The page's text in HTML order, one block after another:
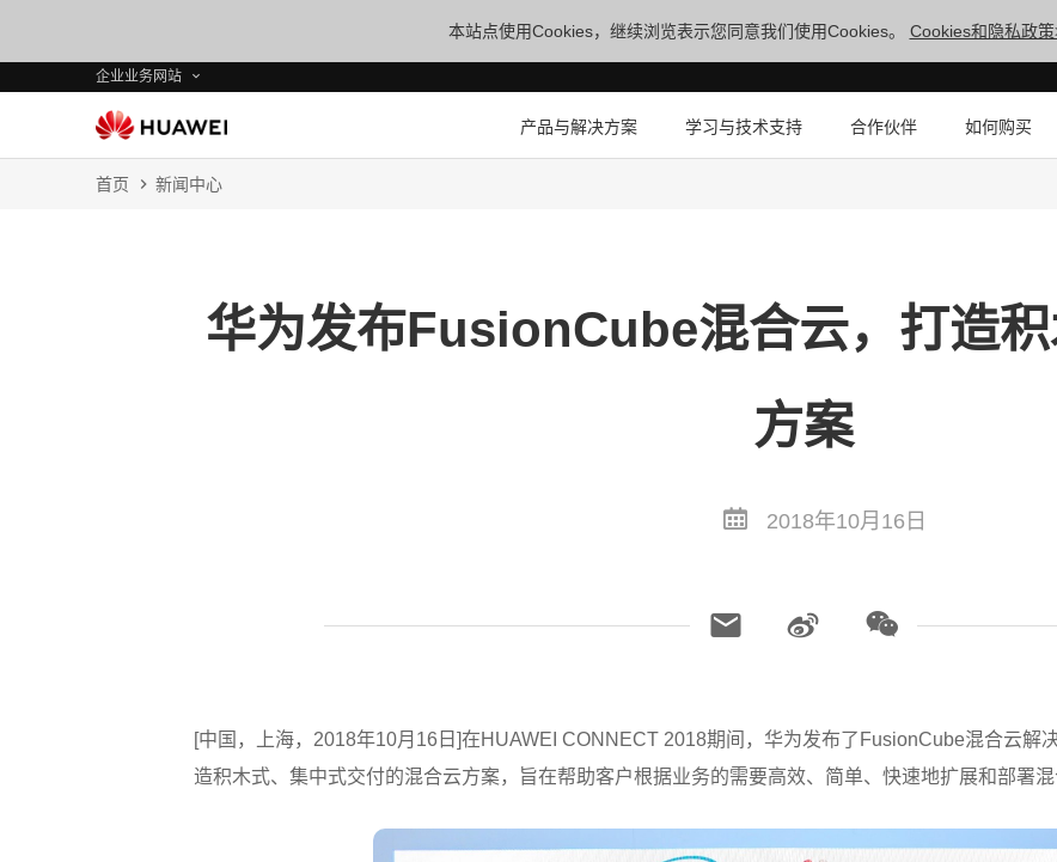
本站点使用Cookies，继续浏览表示您同意我们使用Cookies。 Cookies和隐私政策
企业业务网站
产品与解决方案 学习与技术支持 合作伙伴 如何购买
首页 新闻中心
华为发布FusionCube混合云，打造
方案
2018年10月16日
[中国，上海，2018年10月16日]在HUAWEI CONNECT 2018期间，华为发布了FusionCube混合云解
造积木式、集中式交付的混合云方案，旨在帮助客户根据业务的需要高效、简单、快速地扩展和部署混